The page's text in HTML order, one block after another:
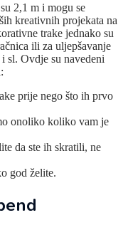
2,1 m i mogu se
kreativnih projekata na
trake jednako su
ili za uljepšavanje
sl. Ovdje su navedeni
prije nego što ih prvo
onoliko koliko vam je
da ste ih skratili, ne
god želite.